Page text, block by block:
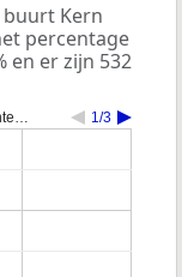
Kern
percentage
en er zijn 532
1/3